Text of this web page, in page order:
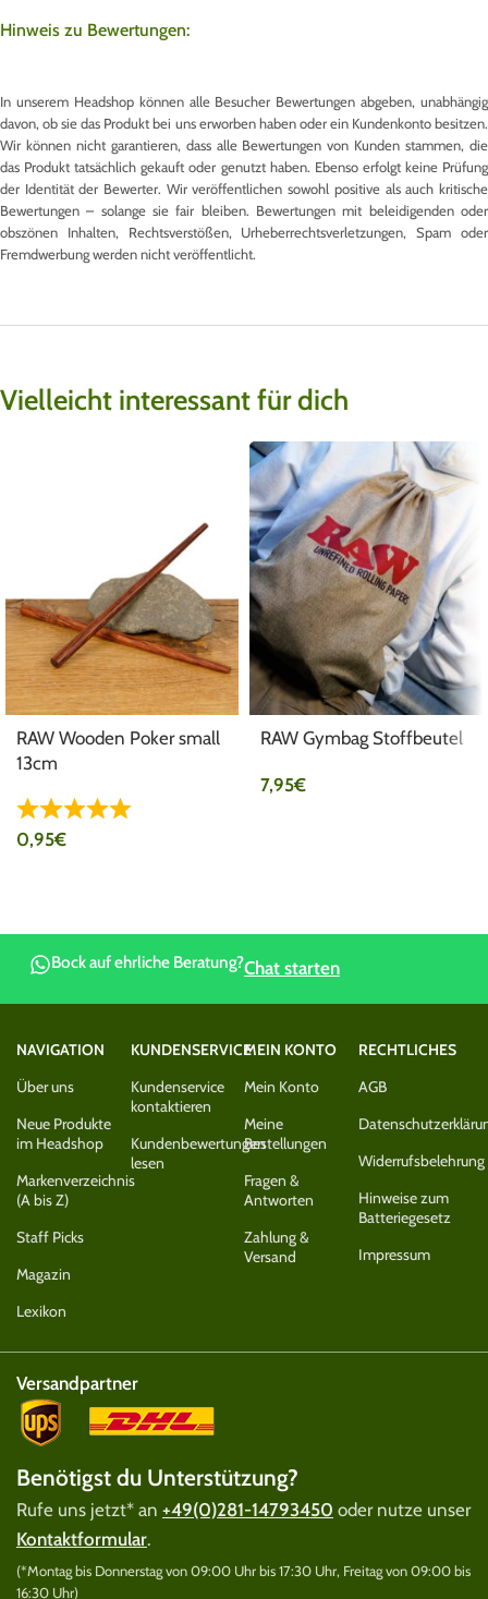
Hinweis zu Bewertungen:
In unserem Headshop können alle Besucher Bewertungen abgeben, unabhängig
davon, ob sie das Produkt bei uns erworben haben oder ein Kundenkonto besitzen.
Wir können nicht garantieren, dass alle Bewertungen von Kunden stammen, die
das Produkt tatsächlich gekauft oder genutzt haben. Ebenso erfolgt keine Prüfung
der Identität der Bewerter. Wir veröffentlichen sowohl positive als auch kritische
Bewertungen – solange sie fair bleiben. Bewertungen mit beleidigenden oder
obszönen Inhalten, Rechtsverstößen, Urheberrechtsverletzungen, Spam oder
Fremdwerbung werden nicht veröffentlicht.
Vielleicht interessant für dich
RAW Wooden Poker small
13cm
0,95€
RAW Gymbag Stoffbeutel
7,95€
Bock auf ehrliche Beratung?Chat starten
NAVIGATION
Über uns
Neue Produkte
im Headshop
Markenverzeichnis
(A bis Z)
Staff Picks
Magazin
Lexikon
KUNDENSERVICE
Kundenservice
kontaktieren
Kundenbewertungen
lesen
MEIN KONTO
Mein Konto
Meine
Bestellungen
Fragen &
Antworten
Zahlung &
Versand
RECHTLICHES
AGB
Widerrufsbelehrung
Hinweise zum
Batteriegesetz
Impressum
Versandpartner
Benötigst du Unterstützung?
Rufe uns jetzt* an +49(0)281-14793450 oder nutze unser
Kontaktformular.
(*Montag bis Donnerstag von 09:00 Uhr bis 17:30 Uhr, Freitag von 09:00 bis
16:30 Uhr)